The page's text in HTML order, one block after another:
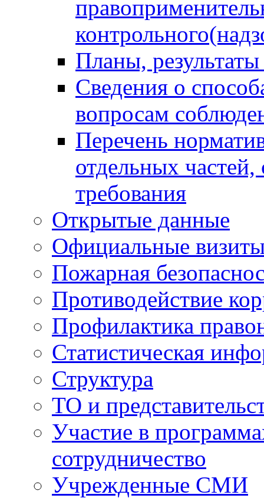
Планы,
Сведения о
вопросам
Перечень
отдельных
требования
Открытые данные
Официальные
Пожарная
Противодействие
Профилактика
Статистическая
Структура
ТО и
Участие в
сотрудничество
Учрежденные СМИ